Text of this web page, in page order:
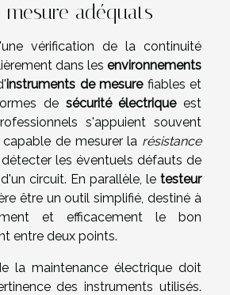
adéquats
vérification de la continuité
dans les environnements
instruments de mesurefiables et
de sécurité électriqueest
s'appuient souvent
capable de mesurer la résistance
les éventuels défauts de
circuit. En parallèle, le testeur
être un outil simplifié, destiné à
et efficacement le bon
entre deux points.
la maintenance électrique doit
des instruments utilisés.